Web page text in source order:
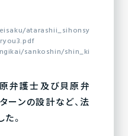
atarashii_sihonsy
sankoshin/shin_ki
弁護士及び貝原弁
ーンの設計など、法
。